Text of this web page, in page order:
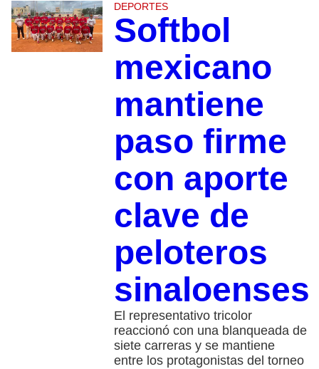
DEPORTES
Softbol
mexicano
mantiene
paso firme
con aporte
clave de
peloteros
sinaloenses
El representativo tricolor
reaccionó con una blanqueada de
siete carreras y se mantiene
entre los protagonistas del torneo